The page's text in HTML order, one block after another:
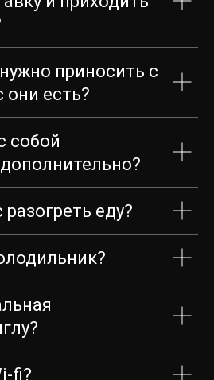
приносить с
они есть?
собой
еду?
fi?